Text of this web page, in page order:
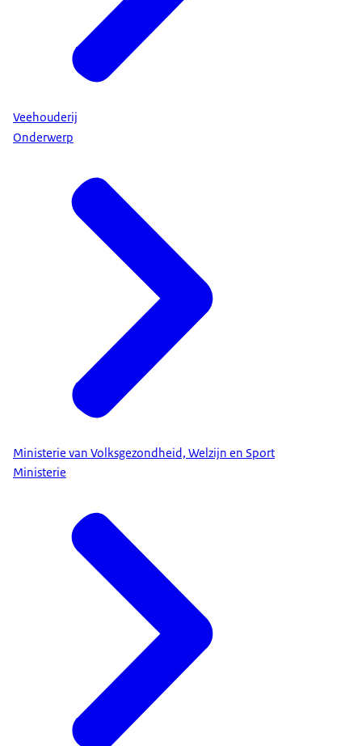
Veehouderij
Onderwerp
Ministerie van Volksgezondheid, Welzijn en Sport
Ministerie